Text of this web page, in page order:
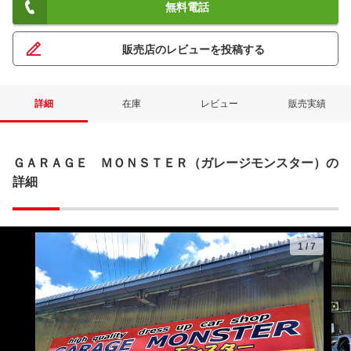
無料電話
販売店のレビューを投稿する
詳細 在庫 レビュー 販売実績
ＧＡＲＡＧＥ ＭＯＮＳＴＥＲ（ガレージモンスター）の
詳細
1/7